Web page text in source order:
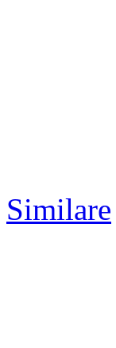
Similare